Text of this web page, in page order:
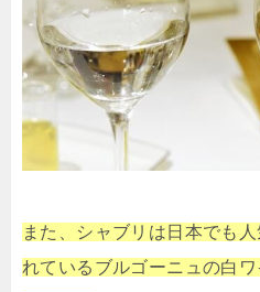
また、シャブリは日本でも
れているブルゴーニュの白